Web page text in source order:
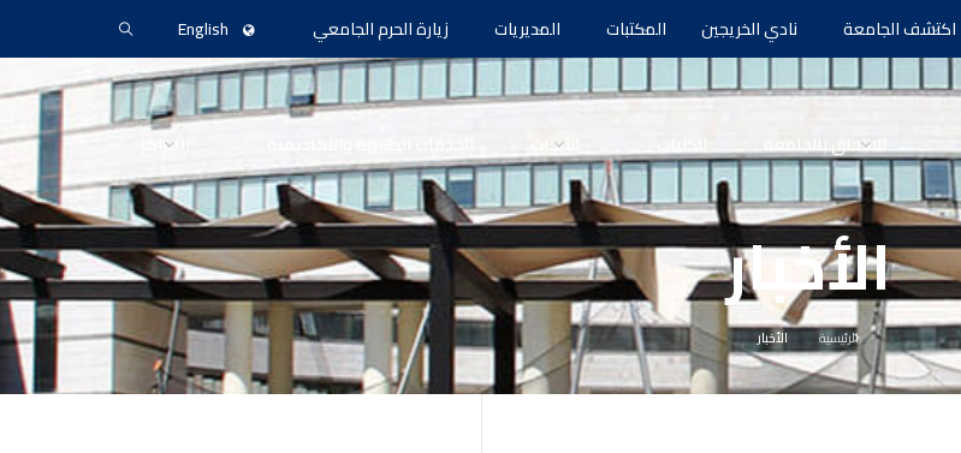
اكتشف الجامعة نادي الخريجين المكتبات المديريات زيارة الحرم الجامعي English
الالتحاق بالجامعة الكليات الأبحاث المراكز
الأخبار
الرئيسية الأخبار